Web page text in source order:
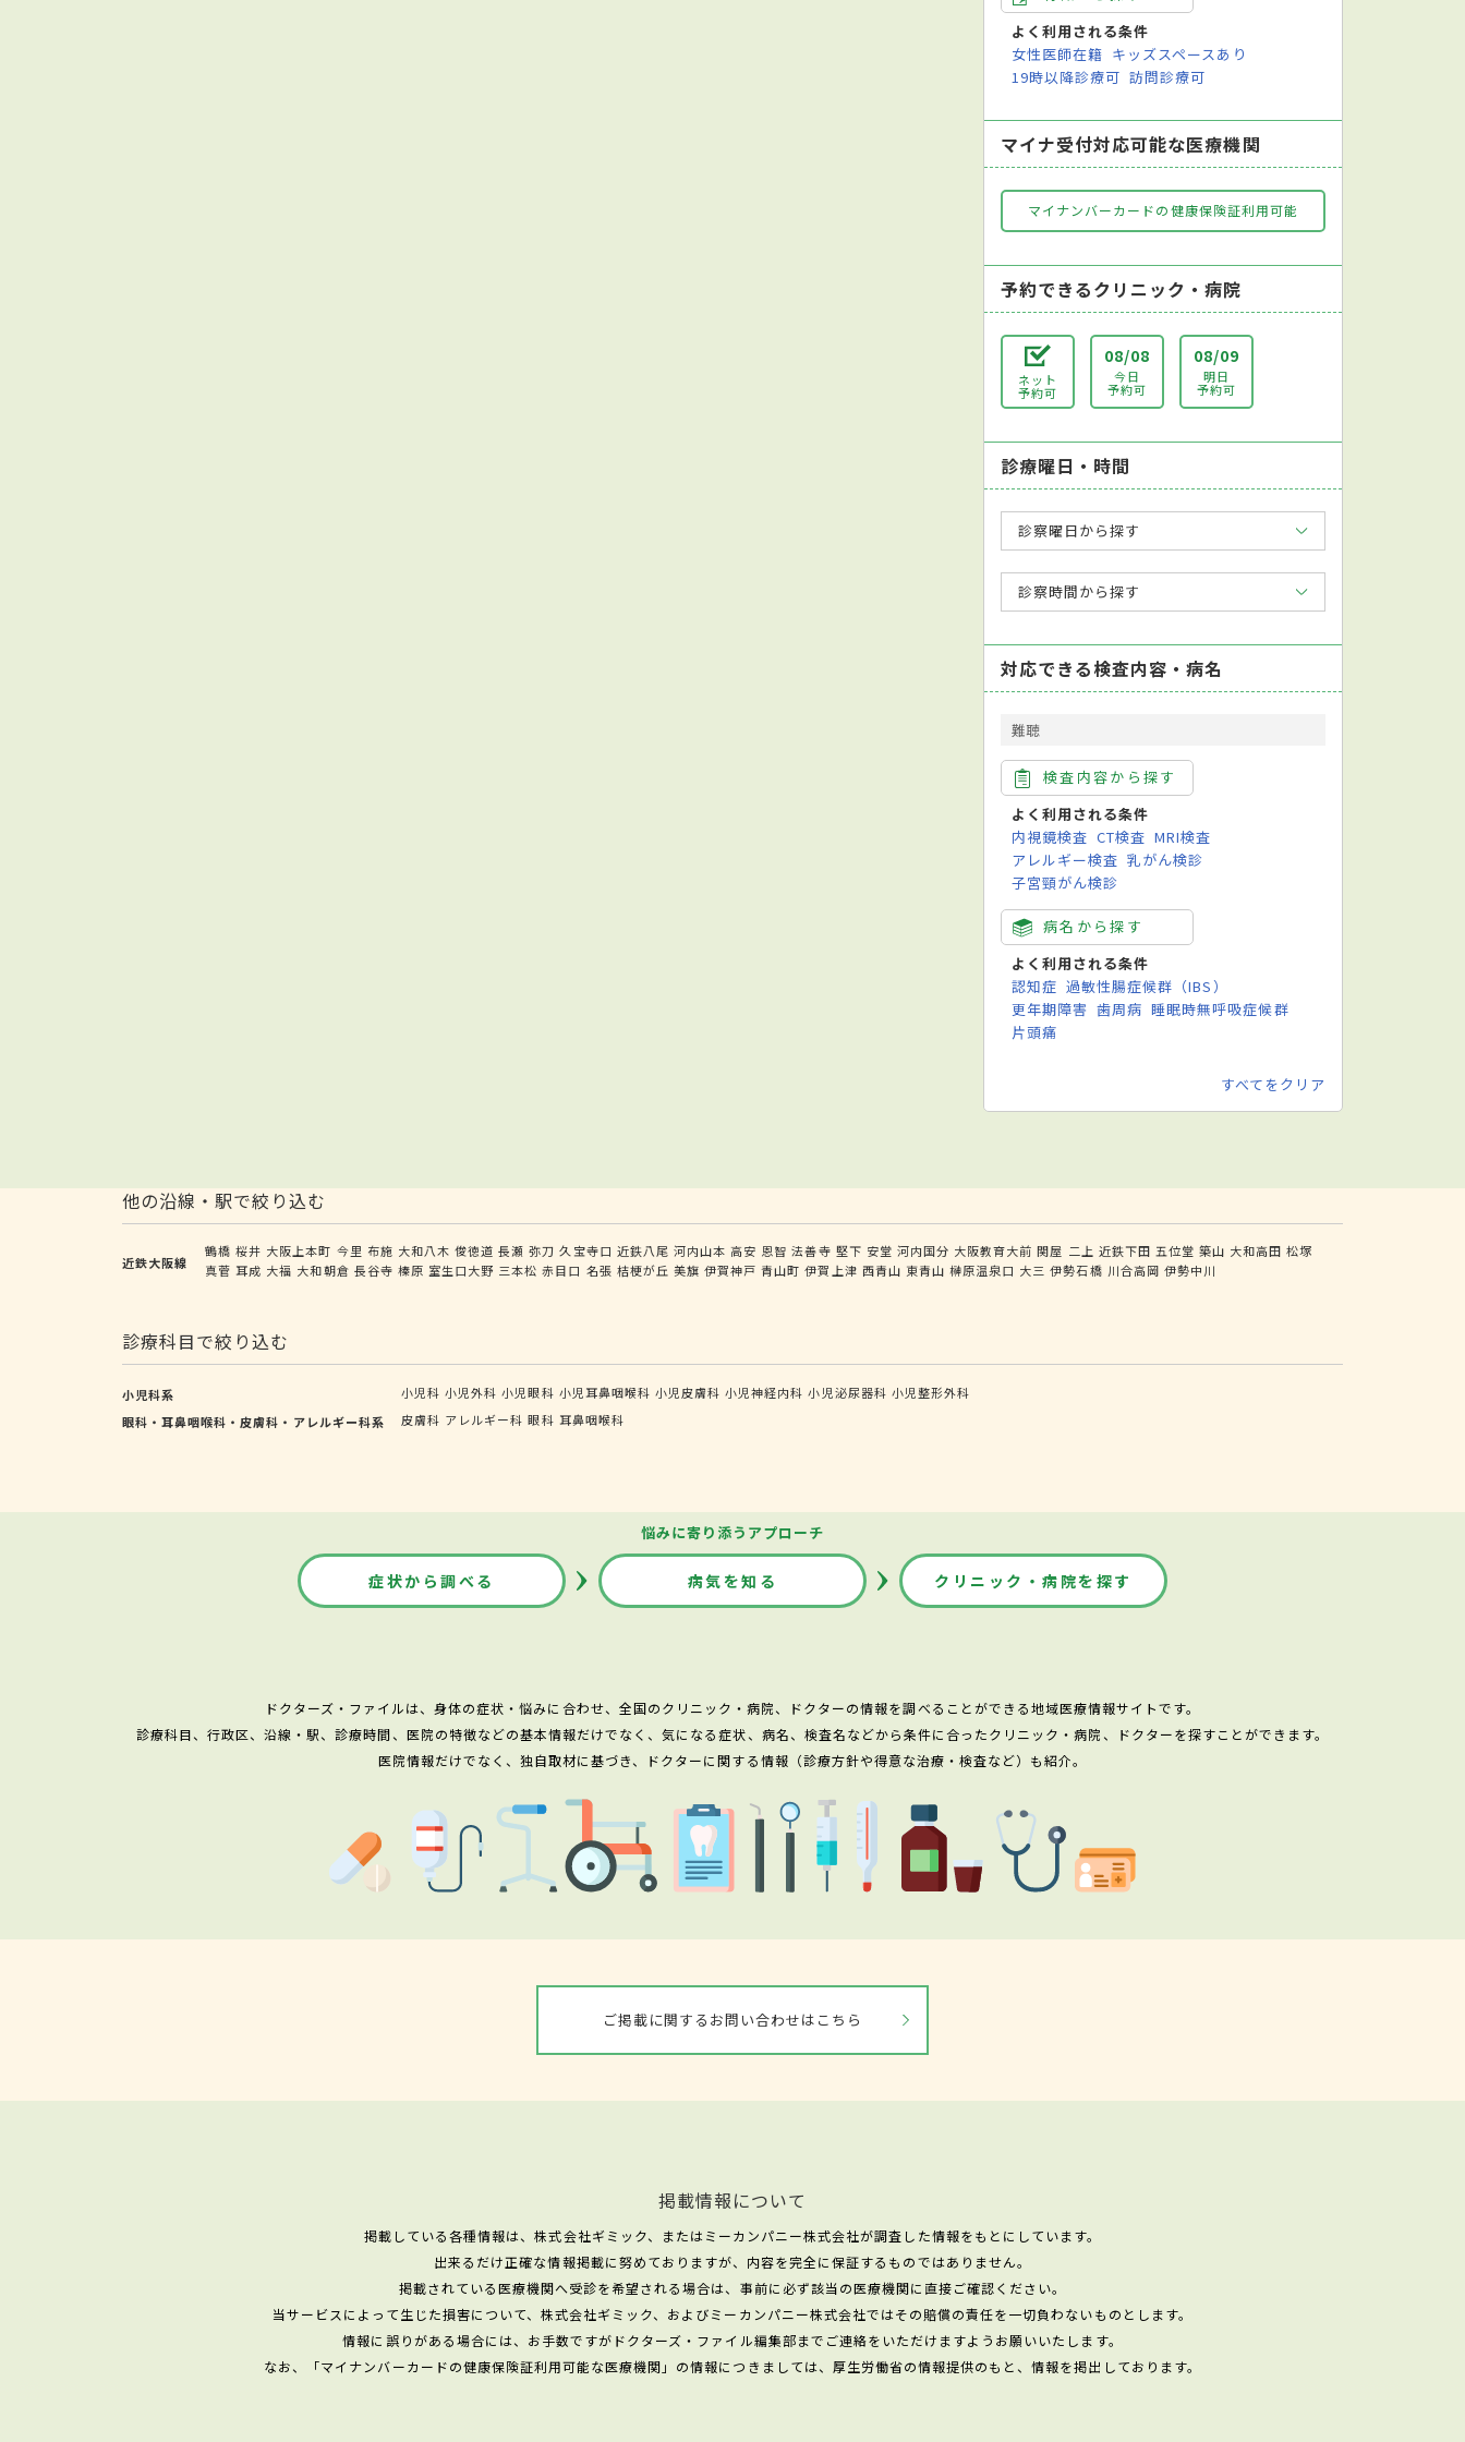
よく利用される条件
女性医師在籍 キッズスペースあり
19時以降診療可 訪問診療可
マイナ受付対応可能な医療機関
マイナンバーカードの健康保険証利用可能
予約できるクリニック・病院
ネット
予約可
08/08
今日
予約可
08/09
明日
予約可
診療曜日・時間
診察曜日から探す
診察時間から探す
対応できる検査内容・病名
難聴
検査内容から探す
よく利用される条件
内視鏡検査 CT検査 MRI検査
アレルギー検査 乳がん検診
子宮頸がん検診
病名から探す
よく利用される条件
認知症 過敏性腸症候群（IBS）
更年期障害 歯周病 睡眠時無呼吸症候群
片頭痛
すべてをクリア
他の沿線・駅で絞り込む
近鉄大阪線
鶴橋 桜井 大阪上本町 今里 布施 大和八木 俊徳道 長瀬 弥刀 久宝寺口 近鉄八尾 河内山本 高安 恩智 法善寺 堅下 安堂 河内国分 大阪教育大前 関屋 二上 近鉄下田 五位堂 築山 大和高田 松塚
真菅 耳成 大福 大和朝倉 長谷寺 榛原 室生口大野 三本松 赤目口 名張 桔梗が丘 美旗 伊賀神戸 青山町 伊賀上津 西青山 東青山 榊原温泉口 大三 伊勢石橋 川合高岡 伊勢中川
診療科目で絞り込む
小児科系 小児科 小児外科 小児眼科 小児耳鼻咽喉科 小児皮膚科 小児神経内科 小児泌尿器科 小児整形外科
眼科・耳鼻咽喉科・皮膚科・アレルギー科系
皮膚科 アレルギー科 眼科 耳鼻咽喉科
悩みに寄り添うアプローチ
症状から調べる 病気を知る クリニック・病院を探す
ドクターズ・ファイルは、身体の症状・悩みに合わせ、全国のクリニック・病院、ドクターの情報を調べることができる地域医療情報サイトです。
診療科目、行政区、沿線・駅、診療時間、医院の特徴などの基本情報だけでなく、気になる症状、病名、検査名などから条件に合ったクリニック・病院、ドクターを探すことができます。
医院情報だけでなく、独自取材に基づき、ドクターに関する情報（診療方針や得意な治療・検査など）も紹介。
ご掲載に関するお問い合わせはこちら
掲載情報について
掲載している各種情報は、株式会社ギミック、またはミーカンパニー株式会社が調査した情報をもとにしています。
出来るだけ正確な情報掲載に努めておりますが、内容を完全に保証するものではありません。
掲載されている医療機関へ受診を希望される場合は、事前に必ず該当の医療機関に直接ご確認ください。
当サービスによって生じた損害について、株式会社ギミック、およびミーカンパニー株式会社ではその賠償の責任を一切負わないものとします。
情報に誤りがある場合には、お手数ですがドクターズ・ファイル編集部までご連絡をいただけますようお願いいたします。
なお、「マイナンバーカードの健康保険証利用可能な医療機関」の情報につきましては、厚生労働省の情報提供のもと、情報を掲出しております。